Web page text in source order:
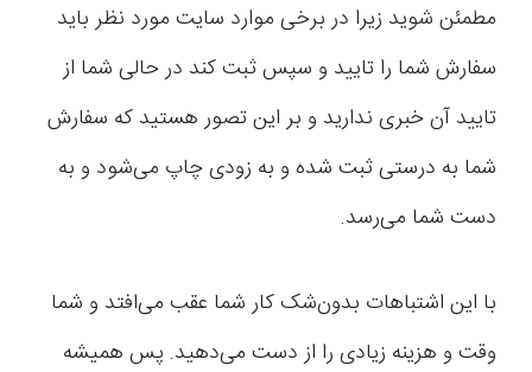
مطمئن شوید زیرا در برخی موارد سایت مورد نظر باید
سفارش شما را تایید و سپس ثبت کند در حالی شما از
تایید آن خبری ندارید و بر این تصور هستید که سفارش
شما به درستی ثبت شده و به زودی چاپ می‌شود و به
دست شما می‌رسد.
با این اشتباهات بدون‌شک کار شما عقب می‌افتد و شما
وقت و هزینه زیادی را از دست می‌دهید. پس همیشه